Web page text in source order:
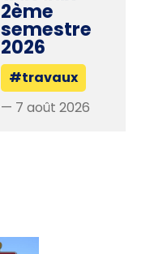
2ème
semestre
2026
#travaux
— 7 août 2026